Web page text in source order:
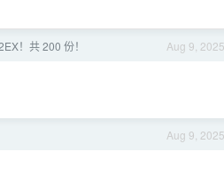
Aug 9, 2025
！共 200 份！
Aug 9, 2025